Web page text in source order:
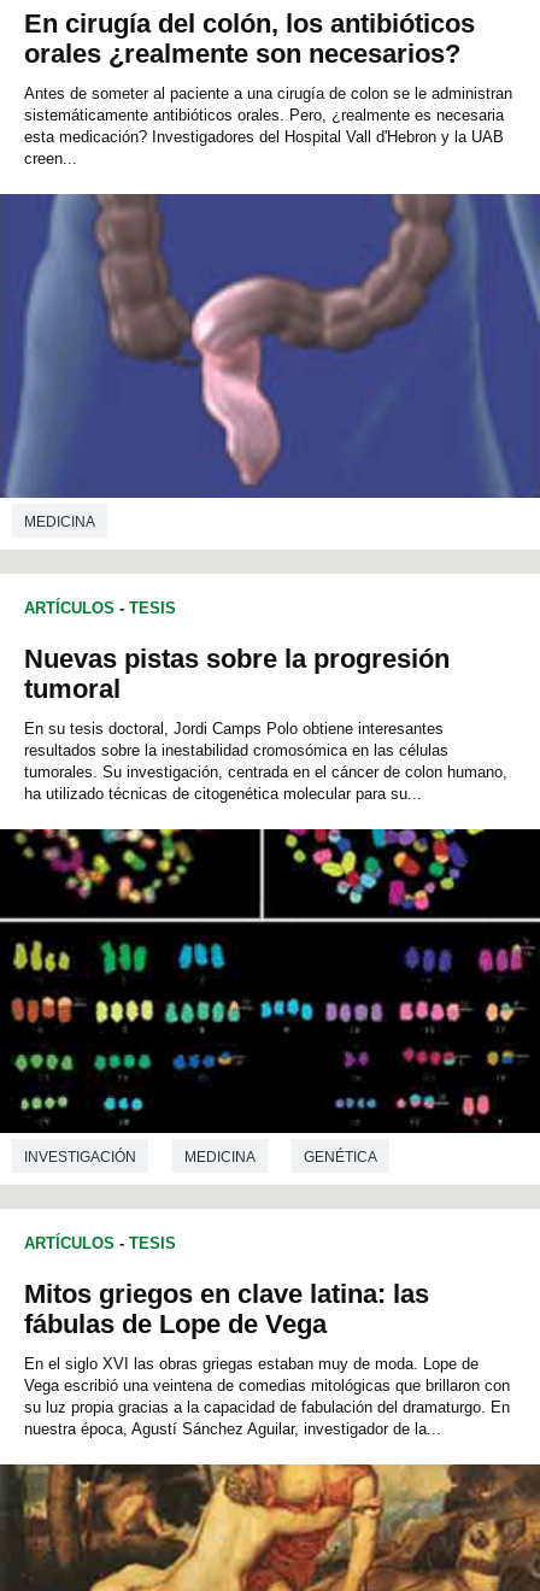
En cirugía del colón, los antibióticos
orales ¿realmente son necesarios?
Antes de someter al paciente a una cirugía de colon se le administran
sistemáticamente antibióticos orales. Pero, ¿realmente es necesaria
esta medicación? Investigadores del Hospital Vall d'Hebron y la UAB
creen...
MEDICINA
ARTÍCULOS - TESIS
Nuevas pistas sobre la progresión
tumoral
En su tesis doctoral, Jordi Camps Polo obtiene interesantes
resultados sobre la inestabilidad cromosómica en las células
tumorales. Su investigación, centrada en el cáncer de colon humano,
ha utilizado técnicas de citogenética molecular para su...
INVESTIGACIÓN MEDICINA GENÉTICA
ARTÍCULOS - TESIS
Mitos griegos en clave latina: las
fábulas de Lope de Vega
En el siglo XVI las obras griegas estaban muy de moda. Lope de
Vega escribió una veintena de comedias mitológicas que brillaron con
su luz propia gracias a la capacidad de fabulación del dramaturgo. En
nuestra época, Agustí Sánchez Aguilar, investigador de la...